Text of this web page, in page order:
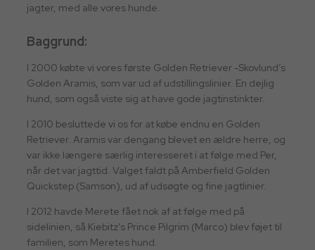
jagter, med alle vores hunde.
Baggrund:
I 2000 købte vi vores første Golden Retriever -Skovlund’s
Golden Aramis, som var ud af udstillingslinier. En dejlig
hund, som også viste sig at have gode jagtinstinkter.
I 2010 besluttede vi os for at købe endnu en Golden
Retriever. Aramis var dengang blevet en ældre herre, og
var ikke længere særlig interesseret i at følge med Per,
når det var jagttid. Valget faldt på Amberfield Golden
Quickstep (Samson), ud af udsøgte og fine jagtlinier.
I 2012 havde Merete fået nok af at følge med på
sidelinien, så Kiebitz’s Prince Pilgrim (Marco) blev føjet til
familien, som Meretes hund.